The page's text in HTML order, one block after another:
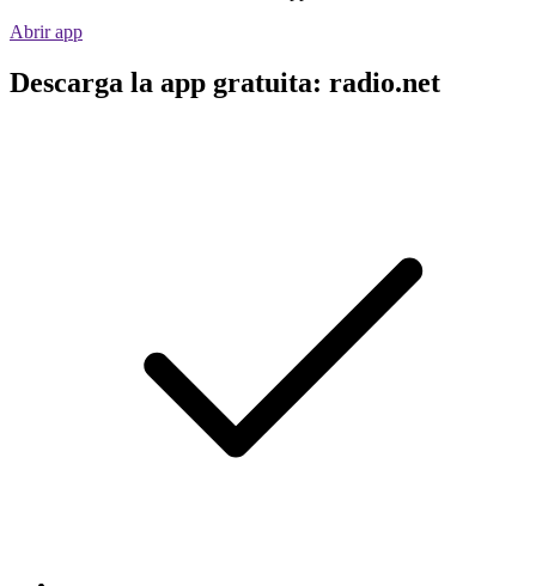
Abrir app
Descarga la app gratuita: radio.net